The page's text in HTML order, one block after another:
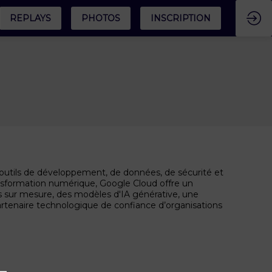
REPLAYS PHOTOS INSCRIPTION
de développement, de données, de sécurité et
numérique, Google Cloud offre un
mesure, des modèles d'IA générative, une
technologique de confiance d’organisations